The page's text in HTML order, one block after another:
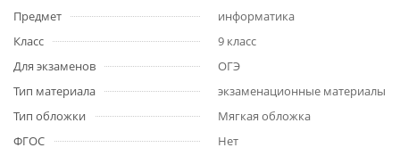
Предмет
информатика
Класс
9 класс
Для экзаменов
ОГЭ
Тип материала
экзаменационные материалы
Тип обложки
Мягкая обложка
ФГОС
Нет